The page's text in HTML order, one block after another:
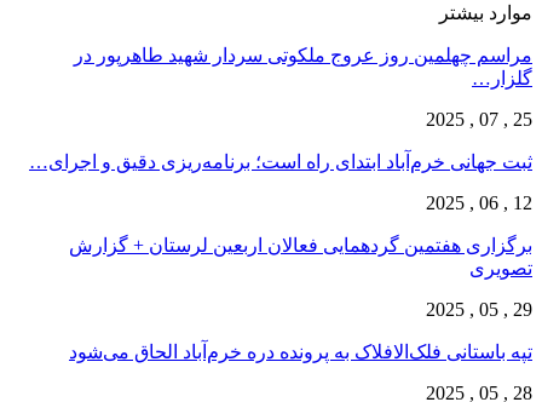
موارد بیشتر
مراسم چهلمین روز عروج ملکوتی سردار شهید طاهرپور در
گلزار…
25 , 07 , 2025
ثبت جهانی خرم‌‌آباد ابتدای راه است؛ برنامه‌ریزی دقیق و اجرای…
12 , 06 , 2025
برگزاری هفتمین گردهمایی فعالان اربعین لرستان + گزارش
تصویری
29 , 05 , 2025
تپه باستانی فلک‌الافلاک به پرونده دره خرم‌آباد الحاق می‌شود
28 , 05 , 2025